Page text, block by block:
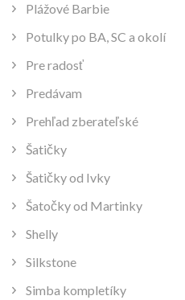
Plážové Barbie
Potulky po BA, SC a okolí
Pre radosť
Predávam
Prehľad zberateľské
Šatičky
Šatičky od Ivky
Šatočky od Martinky
Shelly
Silkstone
Simba kompletíky